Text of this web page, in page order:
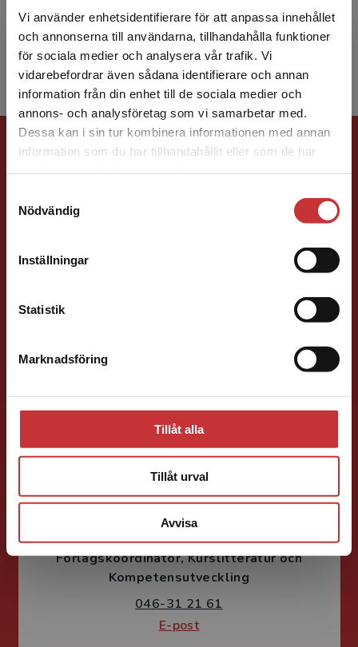
Vi använder enhetsidentifierare för att anpassa innehållet
och annonserna till användarna, tillhandahålla funktioner
för sociala medier och analysera vår trafik. Vi
vidarebefordrar även sådana identifierare och annan
information från din enhet till de sociala medier och
annons- och analysföretag som vi samarbetar med.
Dessa kan i sin tur kombinera informationen med annan
information som du har tillhandahållit eller som de har
Nödvändig
Inställningar
Statistik
Marknadsföring
Tillåt alla
Tillåt urval
Avvisa
Begränsad fraktregion
Det verkar som att du besöker
studentlitteratur.se via en enhet utanför Sverige.
Vi erbjuder inte leveranser utanför Sverige. För
att kunna slutföra ett köp måste
utbildning och relaterat bedömningsstöd.
Martin forskar också på ko...
Förlagskontakt
Susanne Borg-Törn
Förlagskoordinator Kurslitteratur och
Kompetensutveckling
046-31 21 61
E-post